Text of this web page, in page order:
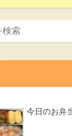
今日のお弁